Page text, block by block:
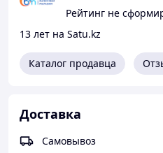
Рейтинг не
13 лет на Satu.kz
Каталог продавца
Доставка
Самовывоз